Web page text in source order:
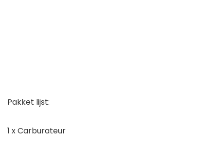
Pakket lijst:
1 x Carburateur